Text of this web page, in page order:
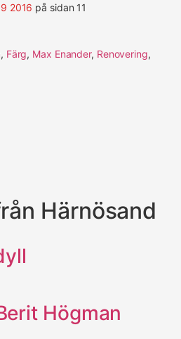
2016 på sidan 11
, Färg, Max Enander, Renovering,
Härnösand
Högman